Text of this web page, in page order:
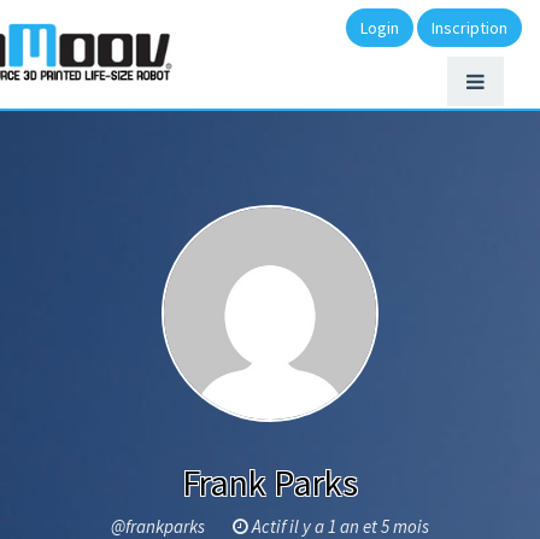
Login Inscription
Frank Parks
@frankparks Actif il y a 1 an et 5 mois